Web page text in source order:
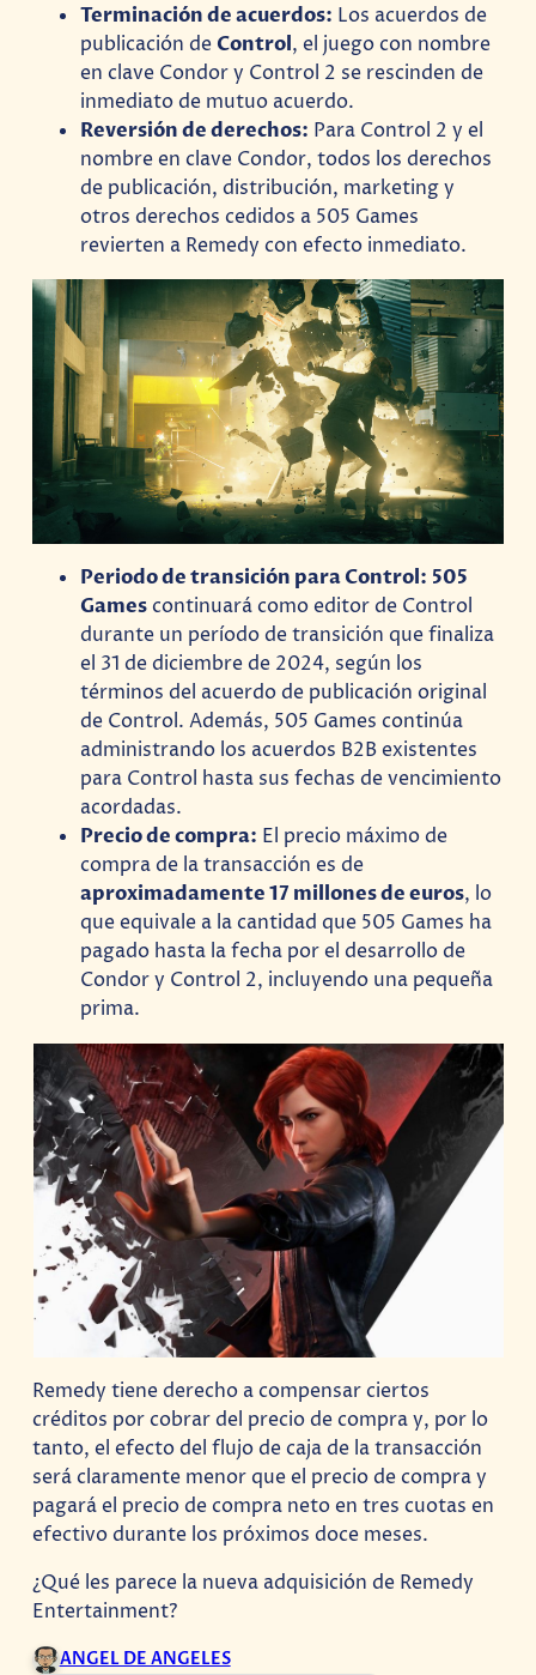
Terminación de acuerdos: Los acuerdos de
publicación de Control, el juego con nombre
en clave Condor y Control 2 se rescinden de
inmediato de mutuo acuerdo.
Reversión de derechos: Para Control 2 y el
nombre en clave Condor, todos los derechos
de publicación, distribución, marketing y
otros derechos cedidos a 505 Games
revierten a Remedy con efecto inmediato.
Periodo de transición para Control: 505
Gamescontinuará como editor de Control
durante un período de transición que finaliza
el 31 de diciembre de 2024, según los
términos del acuerdo de publicación original
de Control. Además, 505 Games continúa
administrando los acuerdos B2B existentes
para Control hasta sus fechas de vencimiento
acordadas.
Precio de compra: El precio máximo de
compra de la transacción es de
aproximadamente 17 millones de euros, lo
que equivale a la cantidad que 505 Games ha
pagado hasta la fecha por el desarrollo de
Condor y Control 2, incluyendo una pequeña
prima.
Remedy tiene derecho a compensar ciertos
créditos por cobrar del precio de compra y, por lo
tanto, el efecto del flujo de caja de la transacción
será claramente menor que el precio de compra y
pagará el precio de compra neto en tres cuotas en
efectivo durante los próximos doce meses.
¿Qué les parece la nueva adquisición de Remedy
Entertainment?
ANGEL DE ANGELES